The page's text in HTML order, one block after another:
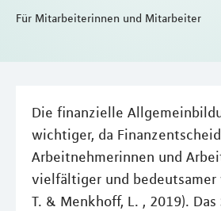
Für Mitarbeiterinnen und Mitarbeiter
Die finanzielle
wichtiger, da
Arbeitnehmerinnen und
vielfältiger und bedeutsamer
T. & Menkhoff, L. , 2019). Das